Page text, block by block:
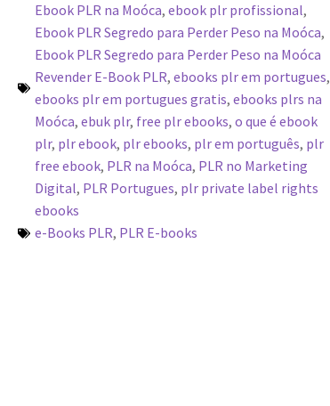
Ebook PLR na Moóca, ebook plr profissional,
Ebook PLR Segredo para Perder Peso na Moóca,
Ebook PLR Segredo para Perder Peso na Moóca
Revender E-Book PLR, ebooks plr em portugues,
ebooks plr em portugues gratis, ebooks plrs na
Moóca, ebuk plr, free plr ebooks, o que é ebook
plr, plr ebook, plr ebooks, plr em português, plr
free ebook, PLR na Moóca, PLR no Marketing
Digital, PLR Portugues, plr private label rights
ebooks
e-Books PLR, PLR E-books